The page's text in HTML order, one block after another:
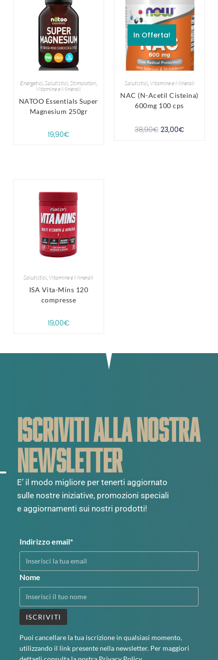
Energetici, Salutistici, Stimolatori,
Vitamine e Minerali
NATOO Essentials Super
Magnesium 250gr
19,90€
In Offerta!
Salutistici, Vitamine e Minerali
NAC (N-Acetil Cisteina)
600mg 100 cps
38,90€ 23,00€
Salutistici Vitamine e Minerali
ISA Vita-Mins 120
compresse
19,00€
ISCRIVITI ALLA NOSTRA
NEWSLETTER
E’ il modo migliore per tenerti aggiornato
sulle nostre iniziative, promozioni speciali
e aggiornamenti sui nostri prodotti!
Indirizzo email*
Nome
Puoi cancellare la tua iscrizione in qualsiasi momento,
utilizzando il link presente nella newsletter. Per maggiori